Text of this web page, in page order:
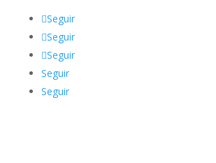
Seguir
Seguir
Seguir
Seguir
Seguir